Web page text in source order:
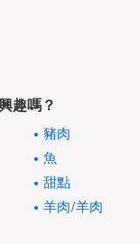
趣嗎？
豬肉
魚
甜點
羊肉/羊肉